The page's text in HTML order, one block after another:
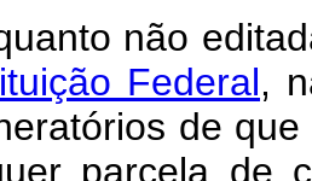
não
Federal,
de
parcela de